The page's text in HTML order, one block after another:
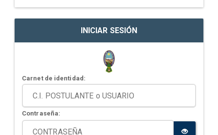
INICIAR SESIÓN
Carnet de identidad:
Contraseña: